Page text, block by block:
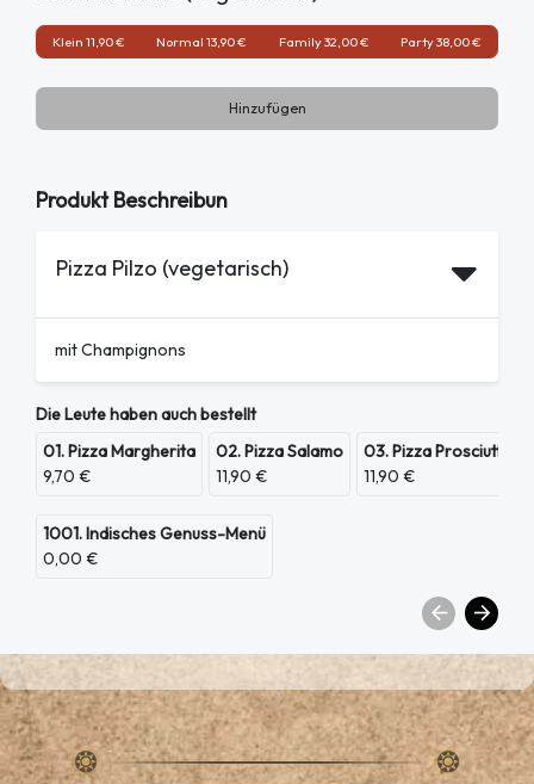
Klein 11,90 € Normal 13,90 € Family 32,00 € Party 38,00 €
Hinzufügen
Produkt Beschreibun
Pizza Pilzo (vegetarisch)
mit Champignons
Die Leute haben auch bestellt
01. Pizza Margherita
9,70 €
02. Pizza Salamo
11,90 €
03. Pizza Prosciutto
11,90 €
1001. Indisches Genuss-Menü
0,00 €